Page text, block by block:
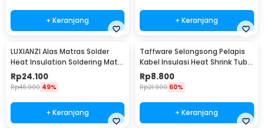
+ Keranjang + Keranjang
LUXIANZI Alas Matras Solder
Heat Insulation Soldering Mat
340x230mm - S-120B
Rp24.100
Rp46.900 49%
+ Keranjang
Taffware Selongsong Pelapis
Kabel Insulasi Heat Shrink Tube
127 PCS - RSG-AHZ
Rp8.800
Rp21.900 60%
+ Keranjang